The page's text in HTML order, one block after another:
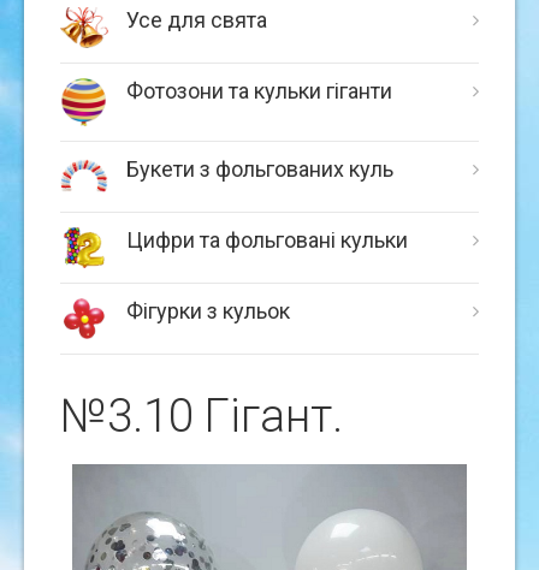
Усе для свята
Фотозони та кульки гіганти
Букети з фольгованих куль
Цифри та фольговані кульки
Фігурки з кульок
№3.10 Гiгант.